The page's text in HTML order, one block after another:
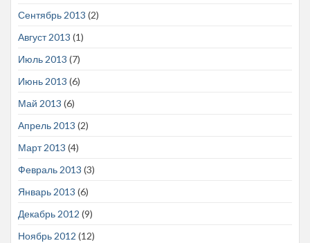
Сентябрь 2013 (2)
Август 2013 (1)
Июль 2013 (7)
Июнь 2013 (6)
Май 2013 (6)
Апрель 2013 (2)
Март 2013 (4)
Февраль 2013 (3)
Январь 2013 (6)
Декабрь 2012 (9)
Ноябрь 2012 (12)